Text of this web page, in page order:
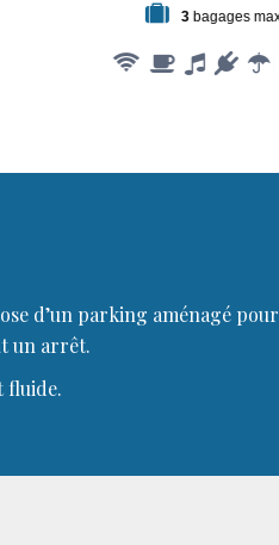
3 bagages max.
d’un parking aménagé
un arrêt.
fluide.